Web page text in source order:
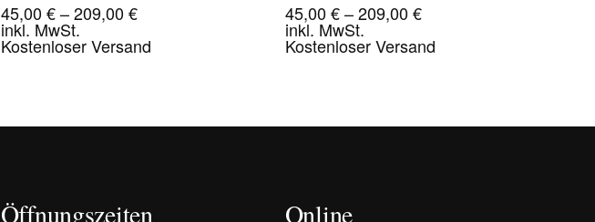
45,00€–209,00€
inkl. MwSt.
Kostenloser Versand
45,00€–209,00€
inkl. MwSt.
Kostenloser Versand
Öffnungszeiten Online